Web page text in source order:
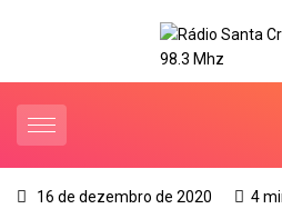
16 de dezembro de 2020 4